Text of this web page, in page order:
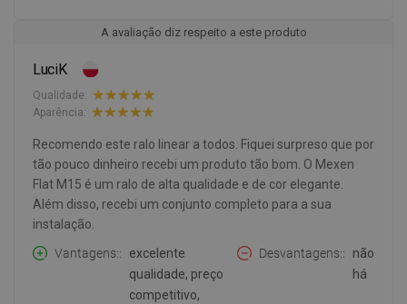
A avaliação diz respeito a este produto
LuciK
Qualidade:
Aparência:
Recomendo este ralo linear a todos. Fiquei surpreso que por
tão pouco dinheiro recebi um produto tão bom. O Mexen
Flat M15 é um ralo de alta qualidade e de cor elegante.
Além disso, recebi um conjunto completo para a sua
instalação.
Vantagens:
excelente
qualidade, preço
competitivo,
Desvantagens:
não
há